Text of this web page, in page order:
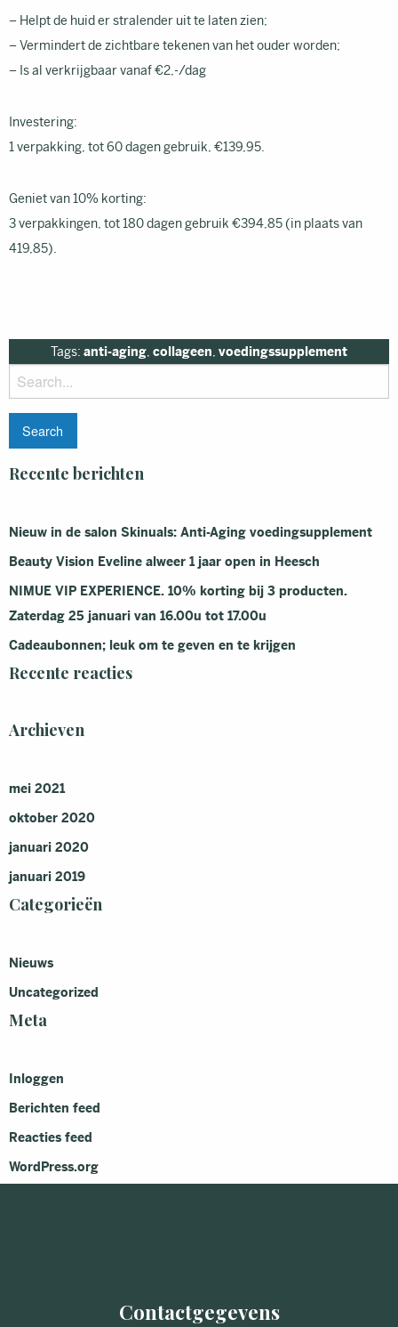
– Helpt de huid er stralender uit te laten zien;
– Vermindert de zichtbare tekenen van het ouder worden;
– Is al verkrijgbaar vanaf €2,-/dag
Investering:
1 verpakking, tot 60 dagen gebruik, €139,95.
Geniet van 10% korting:
3 verpakkingen, tot 180 dagen gebruik €394,85 (in plaats van
419,85).
Tags: anti-aging, collageen, voedingssupplement
Search
for:
Recente berichten
Nieuw in de salon Skinuals: Anti-Aging voedingsupplement
Beauty Vision Eveline alweer 1 jaar open in Heesch
NIMUE VIP EXPERIENCE. 10% korting bij 3 producten.
Zaterdag 25 januari van 16.00u tot 17.00u
Cadeaubonnen; leuk om te geven en te krijgen
Recente reacties
Archieven
mei 2021
oktober 2020
januari 2020
januari 2019
Categorieën
Nieuws
Uncategorized
Meta
Inloggen
Berichten feed
Reacties feed
WordPress.org
Contactgegevens